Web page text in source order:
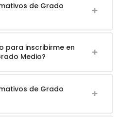
de Grado
para inscribirme en
Medio?
de Grado